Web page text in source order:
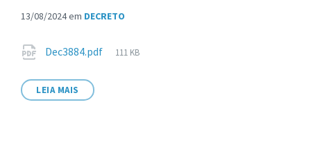
13/08/2024em DECRETO
Anexos
Dec3884.pdf
Tamanho
111 KB
LEIA MAIS